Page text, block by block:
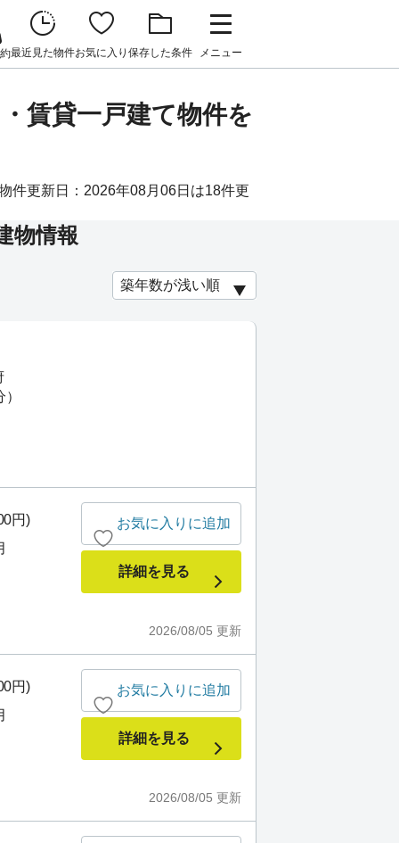
最近見た物件お気に入り 保存した条件 メニュー
賃貸一戸建て物件を
件更新日：2026年08月06日は18件更
物情報
円)
2026/08/05 更新
お気に入りに追加
詳細を見る
円)
2026/08/05 更新
お気に入りに追加
詳細を見る